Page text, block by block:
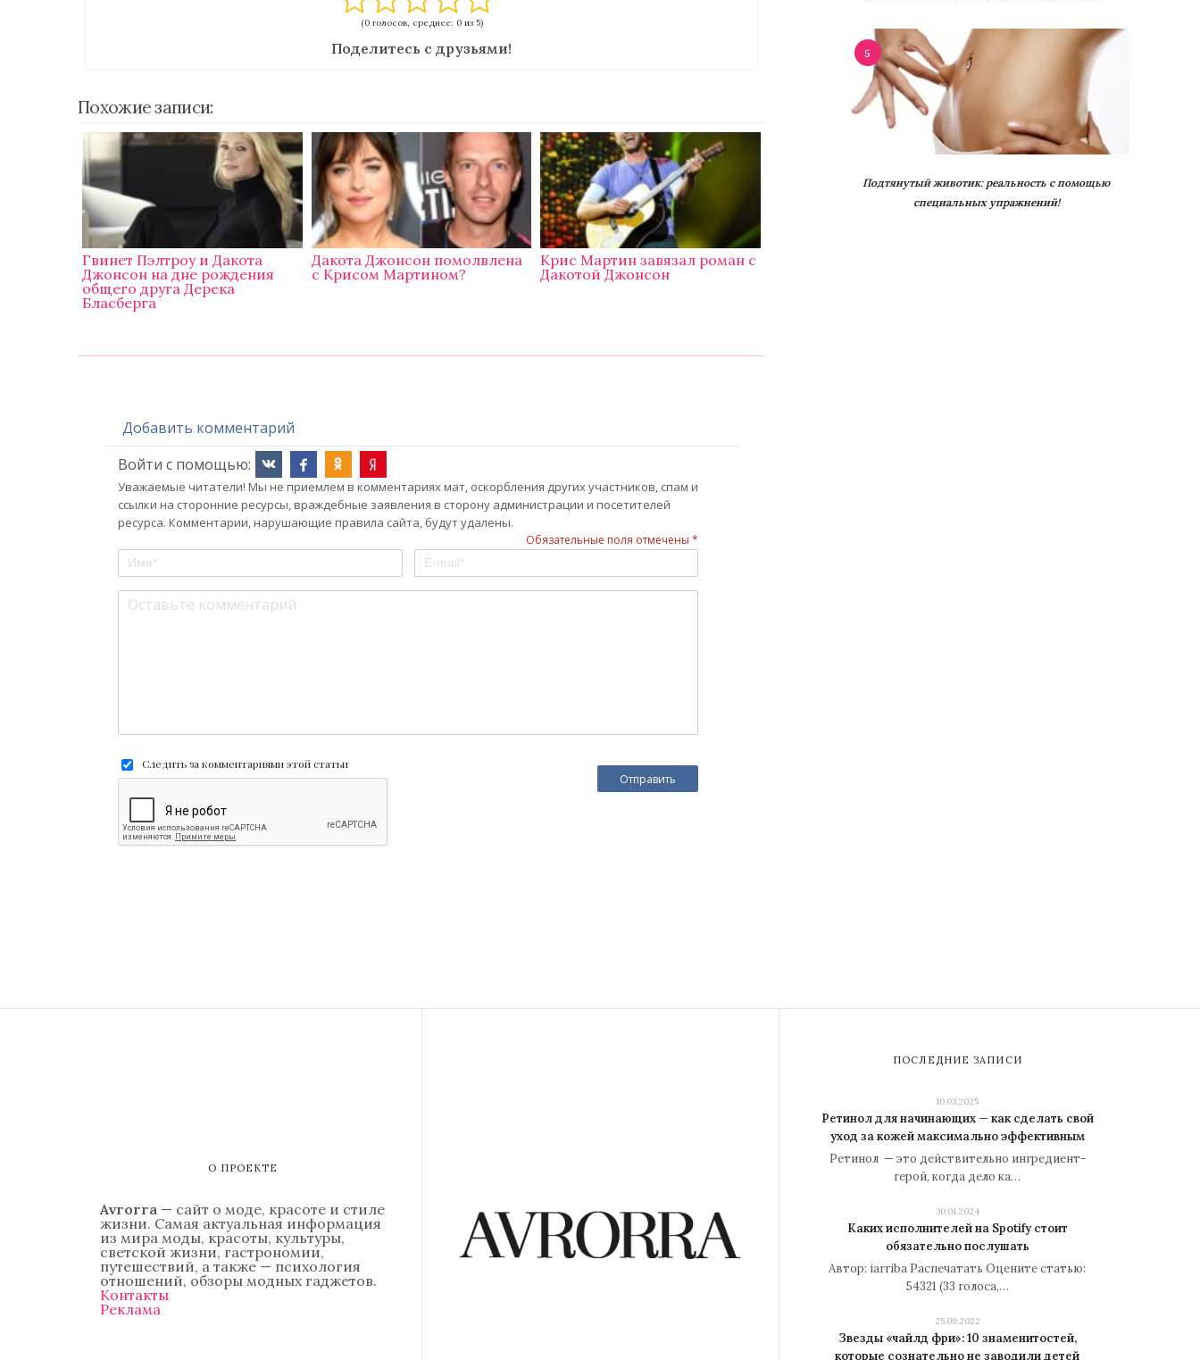
(0 голосов, среднее: 0 из 5)
Поделитесь с друзьями!
Похожие записи:
Гвинет Пэлтроу и Дакота
Джонсон на дне рождения
общего друга Дерека
Бласберга
Дакота Джонсон помолвлена
с Крисом Мартином?
Крис Мартин завязал роман с
Дакотой Джонсон
Добавить комментарий
Войти с помощью:
Уважаемые читатели! Мы не приемлем в комментариях мат, оскорбления других участников, спам и
ссылки на сторонние ресурсы, враждебные заявления в сторону администрации и посетителей
ресурса. Комментарии, нарушающие правила сайта, будут удалены.
Обязательные поля отмечены *
Следить за комментариями этой статьи
5
Подтянутый животик: реальность с помощью
специальных упражнений!
О ПРОЕКТЕ
Avrorra — сайт о моде, красоте и стиле
жизни. Самая актуальная информация
из мира моды, красоты, культуры,
светской жизни, гастрономии,
путешествий, а также — психология
отношений, обзоры модных гаджетов.
Контакты
Реклама
ПОСЛЕДНИЕ ЗАПИСИ
10.03.2025
Ретинол для начинающих — как сделать свой
уход за кожей максимально эффективным
Ретинол — это действительно ингредиент-
герой, когда дело ка…
30.01.2024
Каких исполнителей на Spotify стоит
обязательно послушать
Автор: iarriba Распечатать Оцените статью:
54321 (33 голоса,…
25.09.2022
Звезды «чайлд фри»: 10 знаменитостей,
которые сознательно не заводили детей